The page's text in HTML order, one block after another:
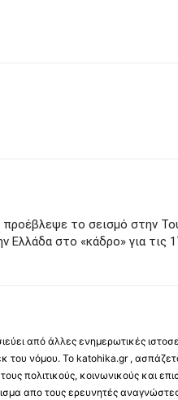
το σεισμό στην
Ελλάδα στο «κάδρο» για τις
από άλλες ενημερωτικές
του νόμου. Το katohika.gr ,
πολιτικούς, κοινωνικούς και
απο τους ερευνητές αναγνώστες